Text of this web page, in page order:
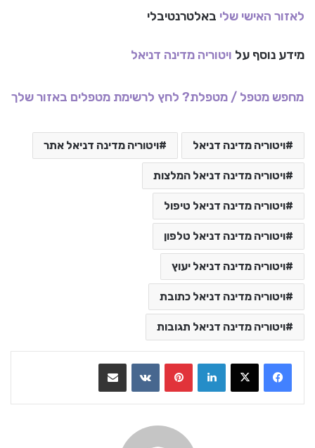
לאזור האישי שלי באלטרנטיבלי
מידע נוסף על ויטוריה מדינה דניאל
מחפש מטפל / מטפלת? לחץ לרשימת מטפלים באזור שלך
ויטוריה מדינה דניאל ויטוריה מדינה דניאל אתר
ויטוריה מדינה דניאל המלצות
ויטוריה מדינה דניאל טיפול
ויטוריה מדינה דניאל טלפון
ויטוריה מדינה דניאל יעוץ
ויטוריה מדינה דניאל כתובת
ויטוריה מדינה דניאל תגובות
LinkedIn
VKontakte